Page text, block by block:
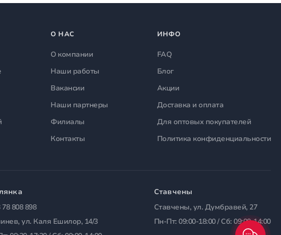
О НАС
О компании
Наши работы
Вакансии
Наши партнеры
Филиалы
Контакты
ИНФО
FAQ
Блог
Акции
Доставка и оплата
Для оптовых покупателей
Политика конфиденциальности
78 808 898
ул. Каля Ешилор, 14/3
Ставчены
Ставчены, ул. Думбравей, 27
Пн-Пт: 09:00-18:00 / Сб: 09:00-14:00